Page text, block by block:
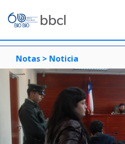
Notas > Noticia